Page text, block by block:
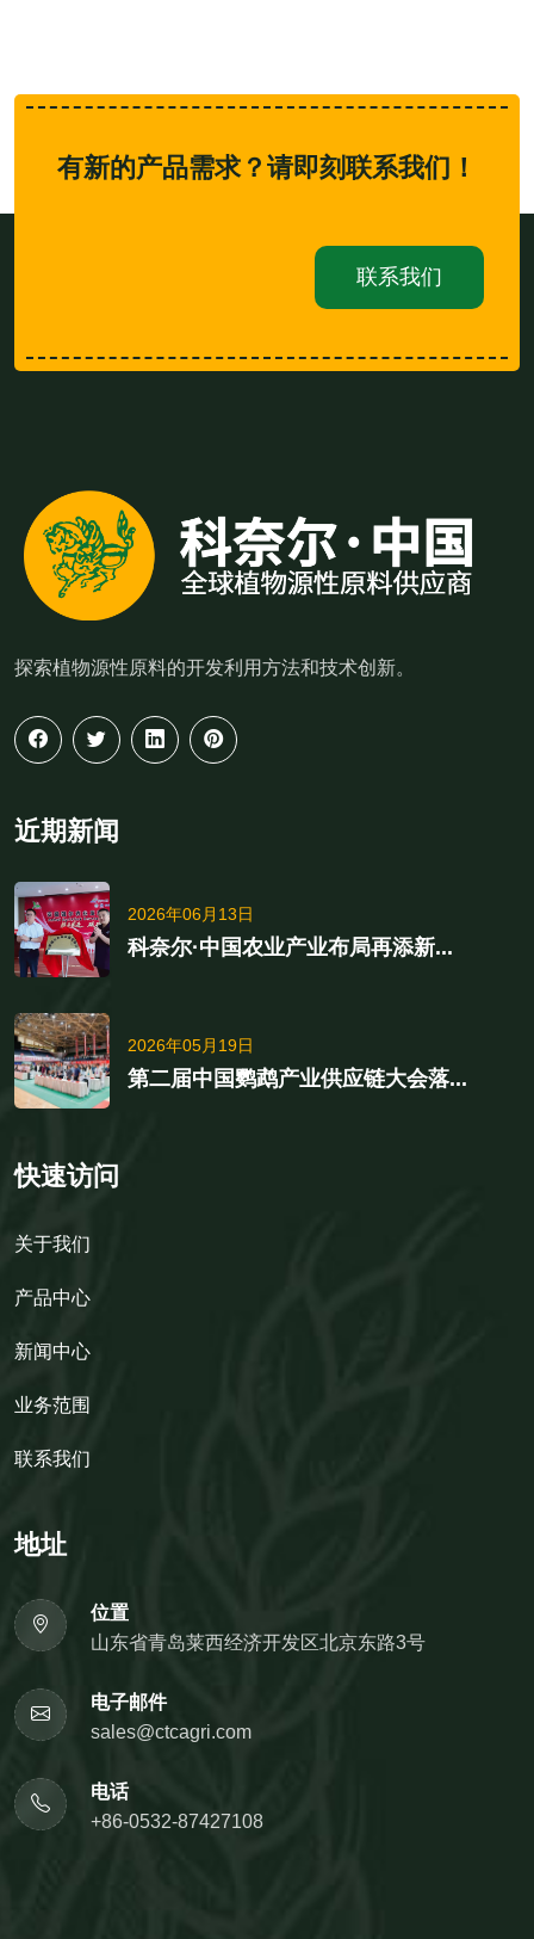
有新的产品需求？请即刻联系我们！
联系我们
探索植物源性原料的开发利用方法和技术创新。
快速访问
关于我们
产品中心
新闻中心
业务范围
联系我们
地址
位置
山东省青岛莱西经济开发区北京东路3号
电子邮件
sales@ctcagri.com
电话
+86-0532-87427108
近期新闻
2026年06月13日
科奈尔·中国农业产业布局再添新...
2026年05月19日
第二届中国鹦鹉产业供应链大会落...